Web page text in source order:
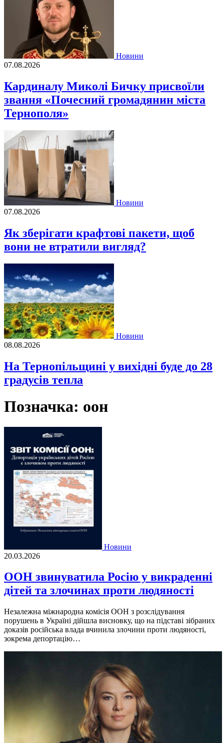
Новини
07.08.2026
Кардиналу Миколі Бичку присвоїли
звання «Почесний громадянин міста
Тернополя»
Новини
07.08.2026
Як зберігати крафтові пакети, щоб
вони не втратили вигляд?
Новини
08.08.2026
На Тернопільщині у вихідні буде до 28
градусів тепла
Позначка: оон
Новини
20.03.2026
ООН звинуватила Росію у викраденні
дітей та злочинах проти людяності
Незалежна міжнародна комісія ООН з розслідування
порушень в Україні дійшла висновку, що на підставі зібраних
доказів російська влада вчинила злочини проти людяності,
зокрема депортацію…